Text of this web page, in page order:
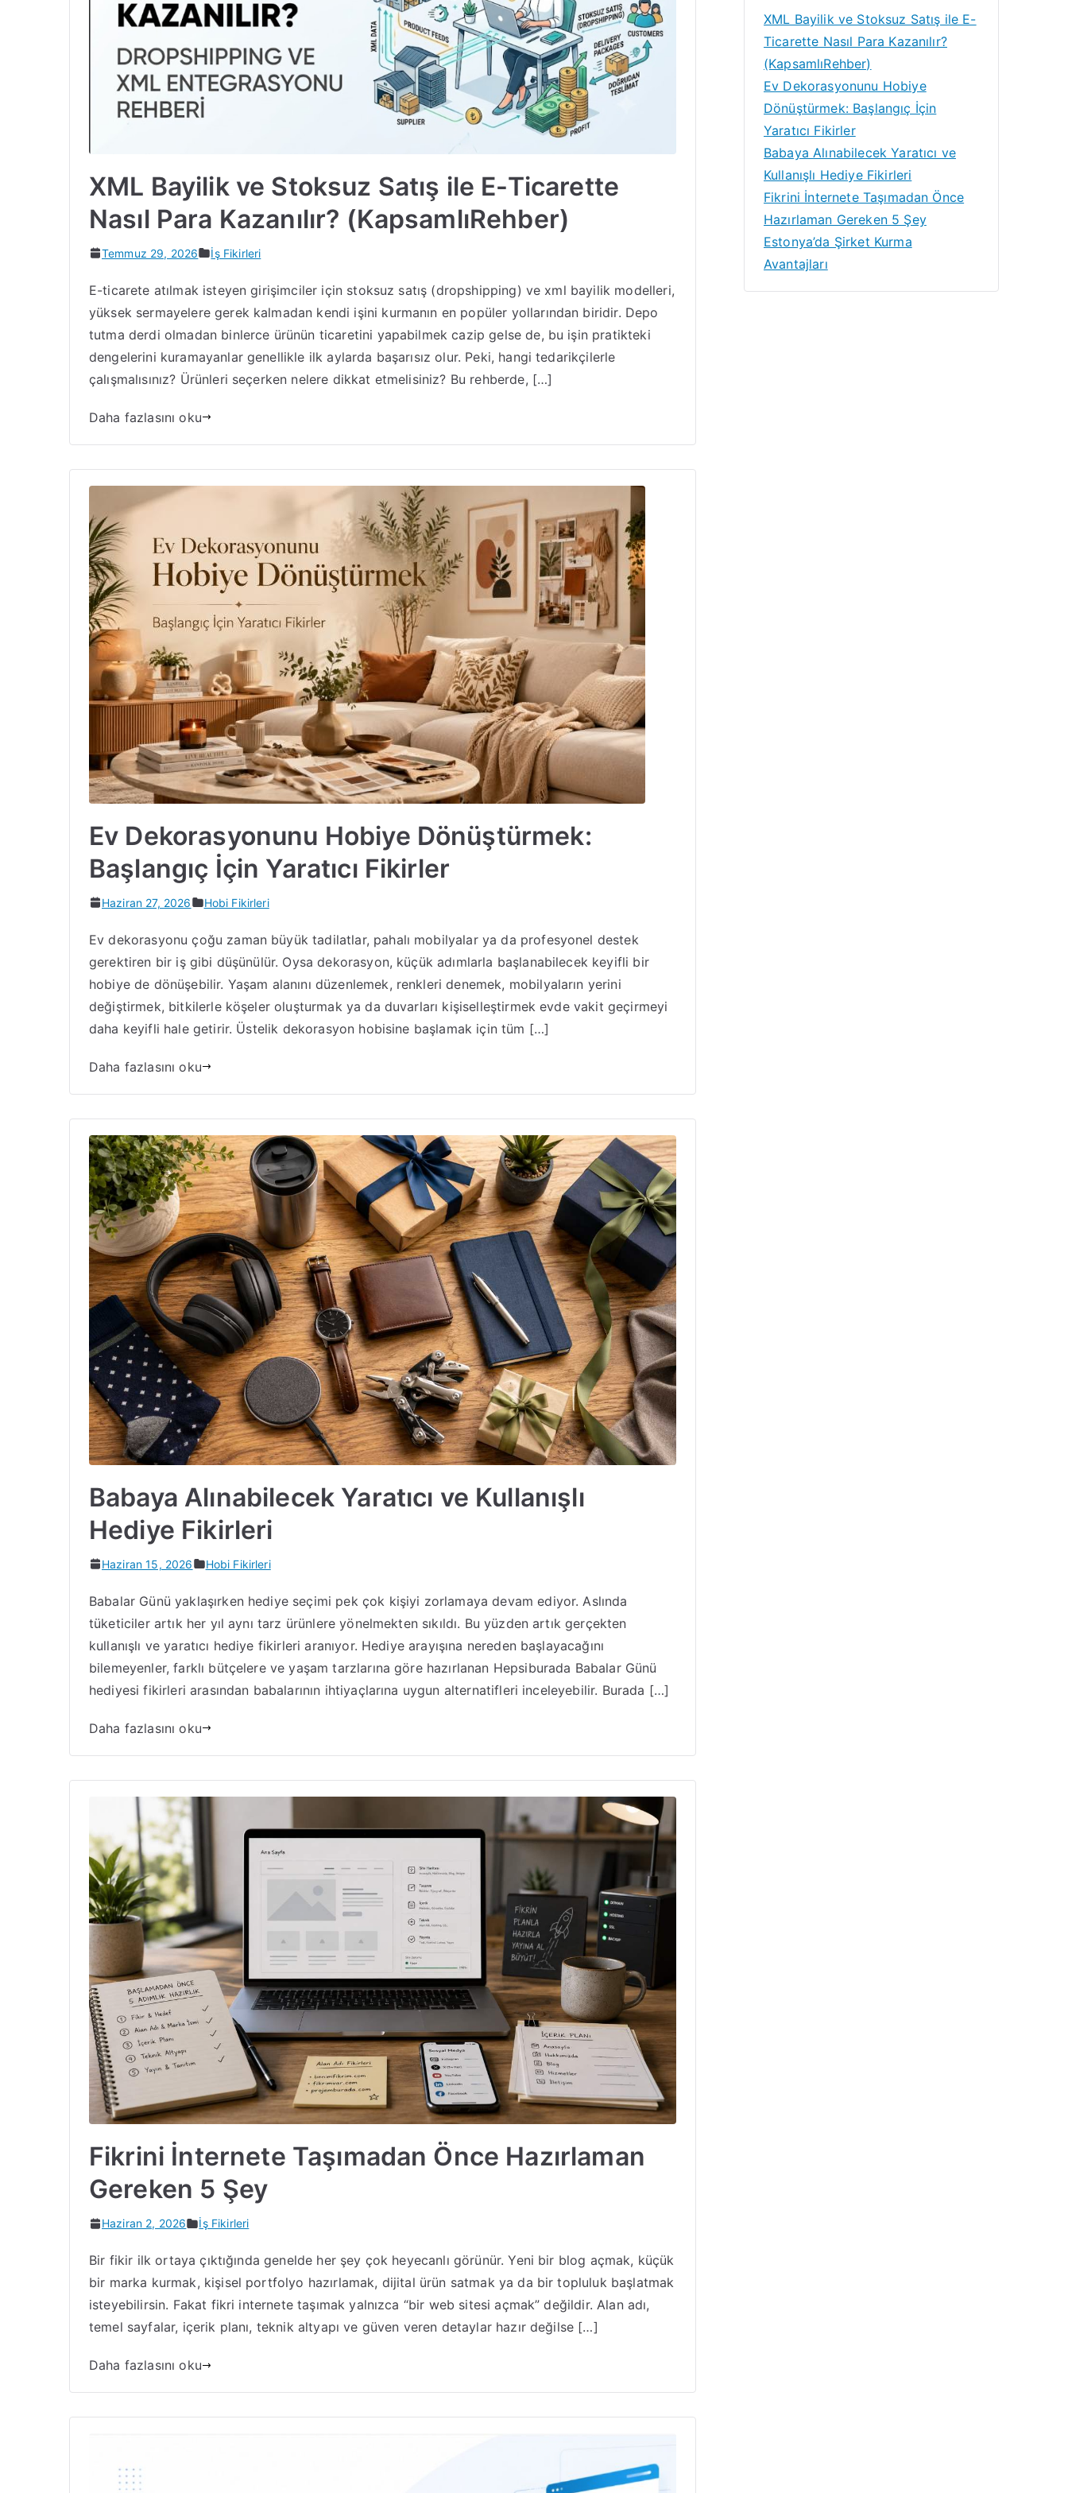
XML Bayilik ve Stoksuz Satış ile E-Ticarette
Nasıl Para Kazanılır? (KapsamlıRehber)
Temmuz 29, 2026 İş Fikirleri
E-ticarete atılmak isteyen girişimciler için stoksuz satış (dropshipping) ve xml bayilik modelleri,
yüksek sermayelere gerek kalmadan kendi işini kurmanın en popüler yollarından biridir. Depo
tutma derdi olmadan binlerce ürünün ticaretini yapabilmek cazip gelse de, bu işin pratikteki
dengelerini kuramayanlar genellikle ilk aylarda başarısız olur. Peki, hangi tedarikçilerle
çalışmalısınız? Ürünleri seçerken nelere dikkat etmelisiniz? Bu rehberde, […]
Daha fazlasını oku
Ev Dekorasyonunu Hobiye Dönüştürmek:
Başlangıç İçin Yaratıcı Fikirler
Haziran 27, 2026 Hobi Fikirleri
Ev dekorasyonu çoğu zaman büyük tadilatlar, pahalı mobilyalar ya da profesyonel destek
gerektiren bir iş gibi düşünülür. Oysa dekorasyon, küçük adımlarla başlanabilecek keyifli bir
hobiye de dönüşebilir. Yaşam alanını düzenlemek, renkleri denemek, mobilyaların yerini
değiştirmek, bitkilerle köşeler oluşturmak ya da duvarları kişiselleştirmek evde vakit geçirmeyi
daha keyifli hale getirir. Üstelik dekorasyon hobisine başlamak için tüm […]
Daha fazlasını oku
Babaya Alınabilecek Yaratıcı ve Kullanışlı
Hediye Fikirleri
Haziran 15, 2026 Hobi Fikirleri
Babalar Günü yaklaşırken hediye seçimi pek çok kişiyi zorlamaya devam ediyor. Aslında
tüketiciler artık her yıl aynı tarz ürünlere yönelmekten sıkıldı. Bu yüzden artık gerçekten
kullanışlı ve yaratıcı hediye fikirleri aranıyor. Hediye arayışına nereden başlayacağını
bilemeyenler, farklı bütçelere ve yaşam tarzlarına göre hazırlanan Hepsiburada Babalar Günü
hediyesi fikirleri arasından babalarının ihtiyaçlarına uygun alternatifleri inceleyebilir. Burada […]
Daha fazlasını oku
Fikrini İnternete Taşımadan Önce Hazırlaman
Gereken 5 Şey
Haziran 2, 2026 İş Fikirleri
Bir fikir ilk ortaya çıktığında genelde her şey çok heyecanlı görünür. Yeni bir blog açmak, küçük
bir marka kurmak, kişisel portfolyo hazırlamak, dijital ürün satmak ya da bir topluluk başlatmak
isteyebilirsin. Fakat fikri internete taşımak yalnızca “bir web sitesi açmak” değildir. Alan adı,
temel sayfalar, içerik planı, teknik altyapı ve güven veren detaylar hazır değilse […]
Daha fazlasını oku
XML Bayilik ve Stoksuz Satış ile E-
Ticarette Nasıl Para Kazanılır?
(KapsamlıRehber)
Ev Dekorasyonunu Hobiye
Dönüştürmek: Başlangıç İçin
Yaratıcı Fikirler
Babaya Alınabilecek Yaratıcı ve
Kullanışlı Hediye Fikirleri
Fikrini İnternete Taşımadan Önce
Hazırlaman Gereken 5 Şey
Estonya’da Şirket Kurma
Avantajları